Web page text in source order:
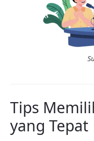
Tips
yang Tepat